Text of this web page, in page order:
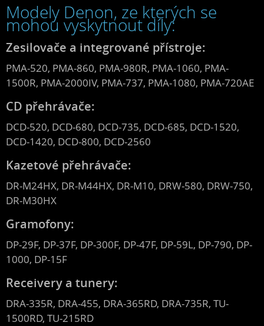
Modely Denon, ze kterých se
mohou vyskytnout díly:
Zesilovače a integrované přístroje:
PMA-520, PMA-860, PMA-980R, PMA-1060, PMA-
1500R, PMA-2000IV, PMA-737, PMA-1080, PMA-720AE
CD přehrávače:
DCD-520, DCD-680, DCD-735, DCD-685, DCD-1520,
DCD-1420, DCD-800, DCD-2560
Kazetové přehrávače:
DR-M24HX, DR-M44HX, DR-M10, DRW-580, DRW-750,
DR-M30HX
Gramofony:
DP-29F, DP-37F, DP-300F, DP-47F, DP-59L, DP-790, DP-
1000, DP-15F
Receivery a tunery:
DRA-335R, DRA-455, DRA-365RD, DRA-735R, TU-
1500RD, TU-215RD